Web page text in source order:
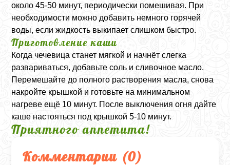
около 45-50 минут, периодически помешивая. При
необходимости можно добавить немного горячей
воды, если жидкость выкипает слишком быстро.
Приготовление каши
Когда чечевица станет мягкой и начнёт слегка
развариваться, добавьте соль и сливочное масло.
Перемешайте до полного растворения масла, снова
накройте крышкой и готовьте на минимальном
нагреве ещё 10 минут. После выключения огня дайте
каше настояться под крышкой 5-10 минут.
Приятного аппетита!
Комментарии (0)